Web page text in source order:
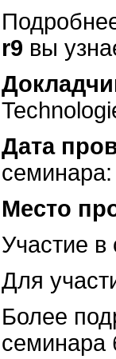
r9 вы
Дата
семинара:
Место
Участие
Для
Более
семинара